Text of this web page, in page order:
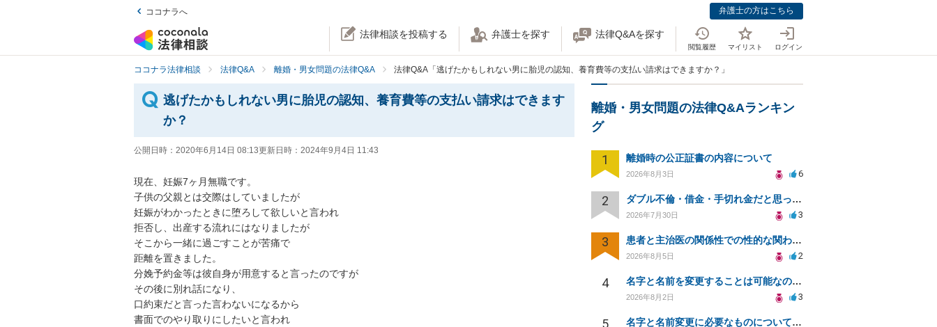
ココナラへ 弁護士の方はこちら
法律相談を投稿する 弁護士を探す 法律Q&Aを探す
閲覧履歴 マイリスト ログイン
ココナラ法律相談 法律Q&A 離婚・男女問題の法律Q&A 法律Q&A「逃げたかもしれない男に胎児の認知、養育費等の支払い請求はできますか？」
逃げたかもしれない男に胎児の認知、養育費等の支払い請求はできます
か？
公開日時： 2020年6月14日 08:13更新日時： 2024年9月4日 11:43
現在、妊娠7ヶ月無職です。
子供の父親とは交際はしていましたが
妊娠がわかったときに堕ろして欲しいと言われ
拒否し、出産する流れにはなりましたが
そこから一緒に過ごすことが苦痛で
距離を置きました。
分娩予約金等は彼自身が用意すると言ったのですが
その後に別れ話になり、
口約束だと言った言わないになるから
書面でのやり取りにしたいと言われ
離婚・男女問題の法律Q&Aランキン
グ
1 離婚時の公正証書の内容について
2026年8月3日 6
2 ダブル不倫・借金・手切れ金だと思っていたお金を1年後いまさら脅迫罪として通知書が来てまとめて請求
2026年7月30日 3
3 患者と主治医の関係性での性的な関わりからのトラブル
2026年8月5日 2
4 名字と名前を変更することは可能なのか？
2026年8月2日 3
5 名字と名前変更に必要なものについて知りたい